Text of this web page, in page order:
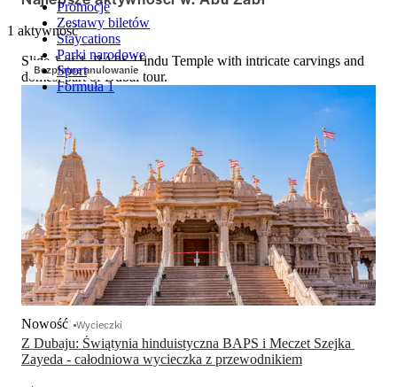
Promocje
Zestawy biletów
Staycations
Parki narodowe
Sport
Formuła 1
1 aktywność
Bezpłatne anulowanie
Slide 1 of 1, BAPS Hindu Temple with intricate carvings and
domes, part of Dubai tour.
Z Dubaju: Świątynia hinduistyczna BAPS i Meczet Szejka
Zayeda - całodniowa wycieczka z przewodnikiem
Nowość Wycieczki